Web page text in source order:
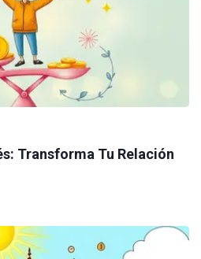
Transforma Tu Relación